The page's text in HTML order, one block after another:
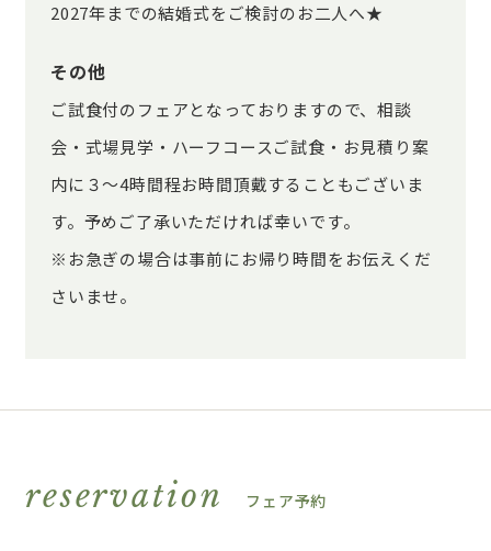
2027年までの結婚式をご検討のお二人へ★
その他
ご試食付のフェアとなっておりますので、相談
会・式場見学・ハーフコースご試食・お見積り案
内に３～4時間程お時間頂戴することもございま
す。予めご了承いただければ幸いです。
※お急ぎの場合は事前にお帰り時間をお伝えくだ
さいませ。
reservation フェア予約